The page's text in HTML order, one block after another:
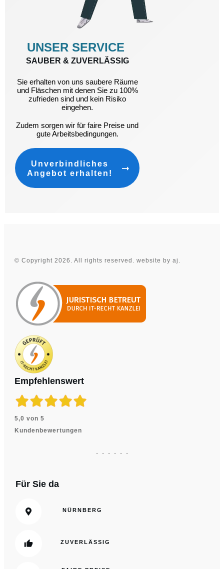
UNSER SERVICE
SAUBER & ZUVERLÄSSIG
Sie erhalten von uns saubere Räume
und Fläschen mit denen Sie zu 100%
zufrieden sind und kein Risiko
eingehen.
Zudem sorgen wir für faire Preise und
gute Arbeitsbedingungen.
Unverbindliches
Angebot erhalten!
© Copyright 2026 . All rights reserved. website by aj.
Empfehlenswert
5,0 von 5
Kundenbewertungen
Für Sie da
NÜRNBERG
ZUVERLÄSSIG